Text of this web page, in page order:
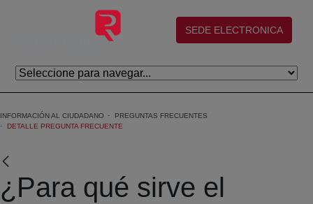
Saltar al contenido principal
(abre en nueva ventana)
SEDE ELECTRONICA
INFORMACIÓN AL CIUDADANO
PREGUNTAS FRECUENTES
DETALLE PREGUNTA FRECUENTE
¿Para qué sirve el